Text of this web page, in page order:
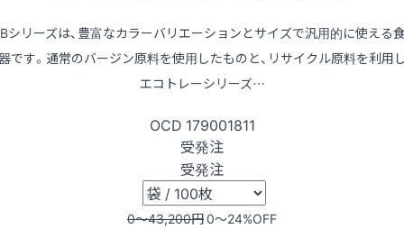
シリーズは、豊富なカラーバリエーションとサイズで汎用的に使える
です。通常のバージン原料を使用したものと、リサイクル原料を利用
エコトレーシリーズ…
OCD 179001811
受発注
受発注
0〜43,200円0〜24%OFF